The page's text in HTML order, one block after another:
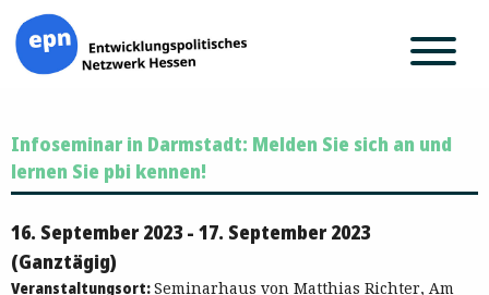
Inhalt
springen
Infoseminar in Darmstadt: Melden Sie sich an und
lernen Sie pbi kennen!
16. September 2023 - 17. September 2023
(Ganztägig)
Veranstaltungsort:Seminarhaus von Matthias Richter, Am